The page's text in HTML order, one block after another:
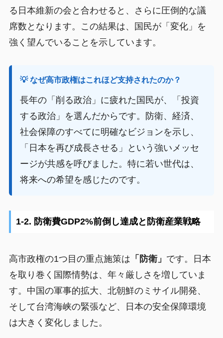
る日本維新の会と合わせると、さらに圧倒的な議
席数となります。この結果は、国民が「変化」を
強く望んでいることを示しています。
💡 なぜ高市政権はこれほど支持されたのか？
長年の「削る政治」に疲れた国民が、「投資
する政治」を選んだからです。防衛、経済、
社会保障のすべてに明確なビジョンを示し、
「日本を再び成長させる」という強いメッセ
ージが共感を呼びました。特に若い世代は、
将来への希望を感じたのです。
1-2. 防衛費GDP2%前倒し達成と防衛産業戦略
高市政権の1つ目の重点施策は 「防衛」 です。日本
を取り巻く国際情勢は、年々厳しさを増していま
す。中国の軍事的拡大、北朝鮮のミサイル開発、
そして台湾海峡の緊張など、日本の安全保障環境
は大きく変化しました。